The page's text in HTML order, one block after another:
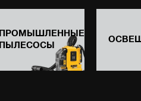
ПРОМЫШЛЕННЫЕ
ПЫЛЕСОСЫ